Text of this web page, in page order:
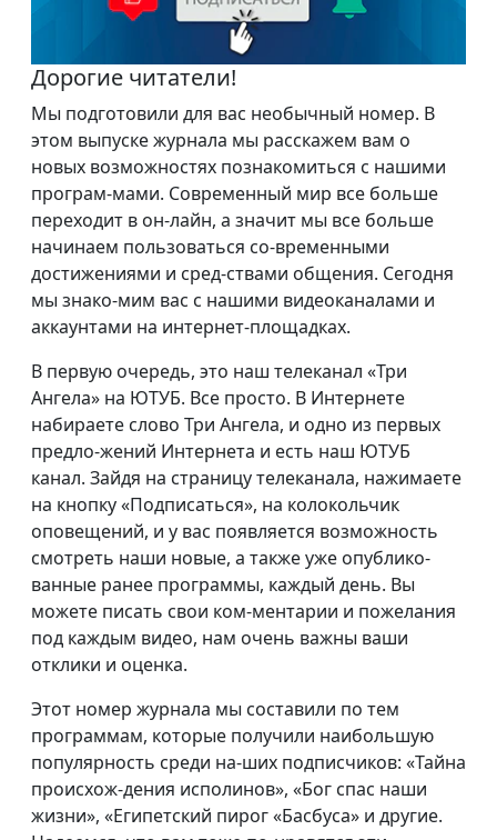
Дорогие читатели!
Мы подготовили для вас необычный номер. В
этом выпуске журнала мы расскажем вам о
новых возможностях познакомиться с нашими
програм-мами. Современный мир все больше
переходит в он-лайн, а значит мы все больше
начинаем пользоваться со-временными
достижениями и сред-ствами общения. Сегодня
мы знако-мим вас с нашими видеоканалами и
аккаунтами на интернет-площадках.
В первую очередь, это наш телеканал «Три
Ангела» на ЮТУБ. Все просто. В Интернете
набираете слово Три Ангела, и одно из первых
предло-жений Интернета и есть наш ЮТУБ
канал. Зайдя на страницу телеканала, нажимаете
на кнопку «Подписаться», на колокольчик
оповещений, и у вас появляется возможность
смотреть наши новые, а также уже опублико-
ванные ранее программы, каждый день. Вы
можете писать свои ком-ментарии и пожелания
под каждым видео, нам очень важны ваши
отклики и оценка.
Этот номер журнала мы составили по тем
программам, которые получили наибольшую
популярность среди на-ших подписчиков: «Тайна
происхож-дения исполинов», «Бог спас наши
жизни», «Египетский пирог «Басбуса» и другие.